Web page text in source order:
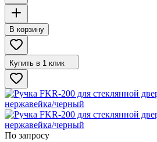
В корзину
Купить в 1 клик
По запросу